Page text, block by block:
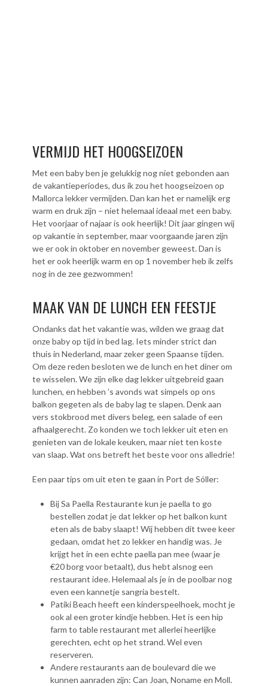
VERMIJD HET HOOGSEIZOEN
Met een baby ben je gelukkig nog niet gebonden aan
de vakantieperiodes, dus ik zou het hoogseizoen op
Mallorca lekker vermijden. Dan kan het er namelijk erg
warm en druk zijn – niet helemaal ideaal met een baby.
Het voorjaar of najaar is ook heerlijk! Dit jaar gingen wij
op vakantie in september, maar voorgaande jaren zijn
we er ook in oktober en november geweest. Dan is
het er ook heerlijk warm en op 1 november heb ik zelfs
nog in de zee gezwommen!
MAAK VAN DE LUNCH EEN FEESTJE
Ondanks dat het vakantie was, wilden we graag dat
onze baby op tijd in bed lag. Iets minder strict dan
thuis in Nederland, maar zeker geen Spaanse tijden.
Om deze reden besloten we de lunch en het diner om
te wisselen. We zijn elke dag lekker uitgebreid gaan
lunchen, en hebben ’s avonds wat simpels op ons
balkon gegeten als de baby lag te slapen. Denk aan
vers stokbrood met divers beleg, een salade of een
afhaalgerecht. Zo konden we toch lekker uit eten en
genieten van de lokale keuken, maar niet ten koste
van slaap. Wat ons betreft het beste voor ons alledrie!
Een paar tips om uit eten te gaan in Port de Sóller:
Bij Sa Paella Restaurante kun je paella to go
bestellen zodat je dat lekker op het balkon kunt
eten als de baby slaapt! Wij hebben dit twee keer
gedaan, omdat het zo lekker en handig was. Je
krijgt het in een echte paella pan mee (waar je
€20 borg voor betaalt), dus hebt alsnog een
restaurant idee. Helemaal als je in de poolbar nog
even een kannetje sangria bestelt.
Patiki Beach heeft een kinderspeelhoek, mocht je
ook al een groter kindje hebben. Het is een hip
farm to table restaurant met allerlei heerlijke
gerechten, echt op het strand. Wel even
reserveren.
Andere restaurants aan de boulevard die we
kunnen aanraden zijn: Can Joan, Noname en Moll.